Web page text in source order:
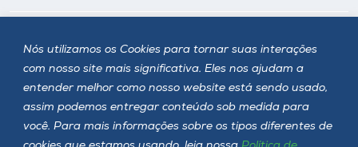
Nós utilizamos os Cookies para tornar suas interações
com nosso site mais significativa. Eles nos ajudam a
entender melhor como nosso website está sendo usado,
assim podemos entregar conteúdo sob medida para
você. Para mais informações sobre os tipos diferentes de
Siga a Unoesc